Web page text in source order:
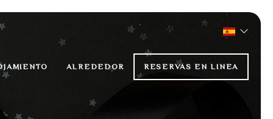
ALREDEDOR RESERVAS EN LINEA